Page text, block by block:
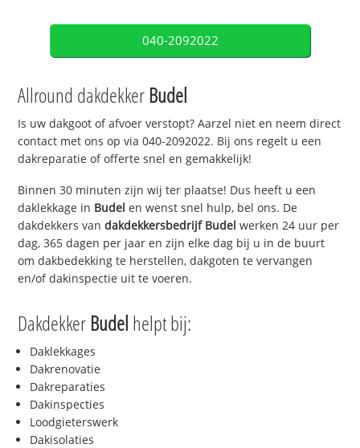
040-2092022
Allround dakdekker Budel
Is uw dakgoot of afvoer verstopt? Aarzel niet en neem direct
contact met ons op via 040-2092022. Bij ons regelt u een
dakreparatie of offerte snel en gemakkelijk!
Binnen 30 minuten zijn wij ter plaatse! Dus heeft u een
daklekkage in Budel en wenst snel hulp, bel ons. De
dakdekkers vandakdekkersbedrijf Budel werken 24 uur per
dag, 365 dagen per jaar en zijn elke dag bij u in de buurt
om dakbedekking te herstellen, dakgoten te vervangen
en/of dakinspectie uit te voeren.
Dakdekker Budel helpt bij:
Daklekkages
Dakrenovatie
Dakreparaties
Dakinspecties
Loodgieterswerk
Dakisolaties